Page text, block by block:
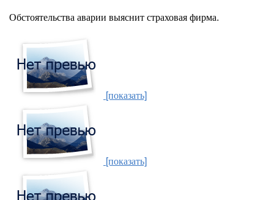
Обстоятельства аварии выяснит страховая фирма.
[показать]
[показать]